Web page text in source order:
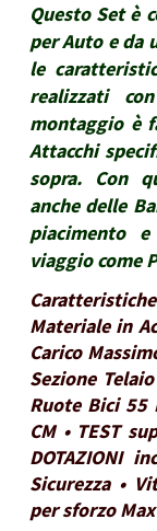
Questo Set è
per Auto e da
le
realizzati
montaggio è
Attacchi
sopra. Con
anche delle
piacimento
viaggio come
Materiale in
Carico
Sezione
Ruote Bici 55
CM • TEST
DOTAZIONI
Sicurezza •
per sforzo